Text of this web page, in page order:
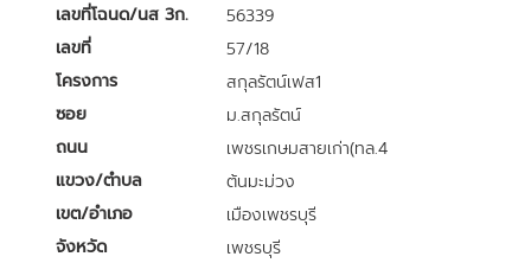
เลขที่โฉนด/นส 3ก.
56339
เลขที่
57/18
โครงการ
สกุลรัตน์เฟส1
ซอย
ม.สกุลรัตน์
ถนน
เพชรเกษมสายเก่า(ทล.4
แขวง/ตำบล
ต้นมะม่วง
เขต/อำเภอ
เมืองเพชรบุรี
จังหวัด
เพชรบุรี